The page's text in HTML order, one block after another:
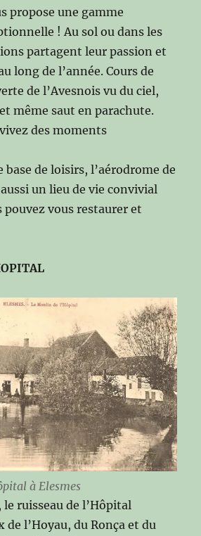
propose une gamme
! Au sol ou dans les
partagent leur passion et
long de l’année. Cours de
de l’Avesnois vu du ciel,
même saut en parachute.
des moments
base de loisirs, l’aérodrome de
un lieu de vie convivial
pouvez vous restaurer et
à Elesmes
ruisseau de l’Hôpital
de l’Hoyau, du Ronça et du